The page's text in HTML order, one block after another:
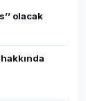
olacak